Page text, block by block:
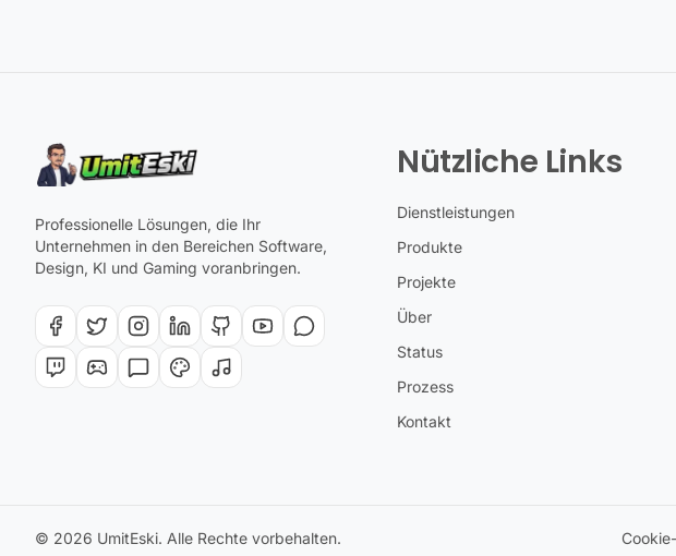
Professionelle Lösungen, die Ihr
Unternehmen in den Bereichen Software,
Design, KI und Gaming voranbringen.
Nützliche Links
Dienstleistungen
Produkte
Projekte
Über
Status
Prozess
Kontakt
© 2026 UmitEski. Alle Rechte vorbehalten.